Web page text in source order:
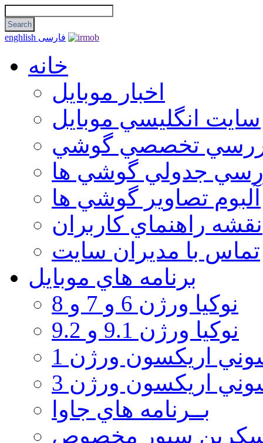
enghlish فارسی
خانه
اخبار موبایل
سايت انگليسي موبايل
تخصصي گوشي
جدولي گوشي ها
آلبوم تصاوير گوشي ها
نقشه راهنماي كاربران
تماس با مديران سايت
برنامه هاي موبايل
نوکیا ورژن 6 و 7 و 8
نوکیا ورژن 9.1 و 9.2
اريكسون ورژن 1
اريكسون ورژن 3
بــرنامه هاي جاوا
سيور مخصوص